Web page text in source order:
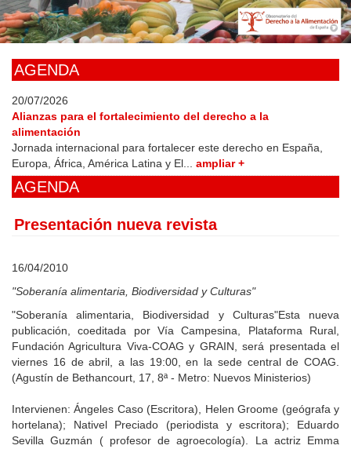
Skip
to
main
AGENDA
20/07/2026
Alianzas para el fortalecimiento del derecho a la
alimentación
Jornada internacional para fortalecer este derecho en España,
Europa, África, América Latina y El... ampliar +
AGENDA
Presentación nueva revista
16/04/2010
"Soberanía alimentaria, Biodiversidad y Culturas"
"Soberanía alimentaria, Biodiversidad y Culturas"Esta nueva
publicación, coeditada por Vía Campesina, Plataforma Rural,
Fundación Agricultura Viva-COAG y GRAIN, será presentada el
viernes 16 de abril, a las 19:00, en la sede central de COAG.
(Agustín de Bethancourt, 17, 8ª - Metro: Nuevos Ministerios)
Intervienen: Ángeles Caso (Escritora), Helen Groome (geógrafa y
hortelana); Nativel Preciado (periodista y escritora); Eduardo
Sevilla Guzmán ( profesor de agroecología). La actriz Emma